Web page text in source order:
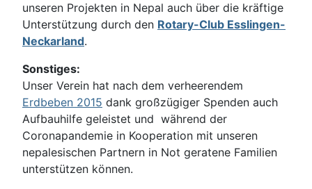
unseren Projekten in Nepal auch über die kräftige
Unterstützung durch den Rotary-Club Esslingen-
Neckarland.
Sonstiges:
Unser Verein hat nach dem verheerendem
Erdbeben 2015 dank großzügiger Spenden auch
Aufbauhilfe geleistet und während der
Coronapandemie in Kooperation mit unseren
nepalesischen Partnern in Not geratene Familien
unterstützen können.